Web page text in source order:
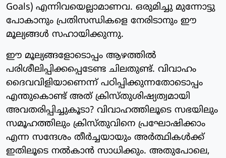
Goals) എന്നിവയെല്ലാമാണവ. ഒരുമിച്ചു മുന്നോട്ടു
പോകാനും പ്രതിസന്ധികളെ നേരിടാനും ഈ
മൂല്യങ്ങൾ സഹായിക്കുന്നു.
ഈ മൂല്യങ്ങളോടൊപ്പം ആഴത്തിൽ
പരിശീലിപ്പിക്കപ്പെടേണ്ട ചിലതുണ്ട്. വിവാഹം
ദൈവവിളിയാണെന്ന് പഠിപ്പിക്കുന്നതോടൊപ്പം
എന്തുകൊണ്ട് അത് ക്രിസ്തുശിഷ്യത്വമായി
അവതരിപ്പിച്ചുകൂടാ? വിവാഹത്തിലൂടെ സഭയിലും
സമൂഹത്തിലും ക്രിസ്തുവിനെ പ്രഘോഷിക്കാം
എന്ന സന്ദേശം തീർച്ചയായും അർത്ഥികൾക്ക്
ഇതിലൂടെ നൽകാൻ സാധിക്കും. അതുപോലെ,